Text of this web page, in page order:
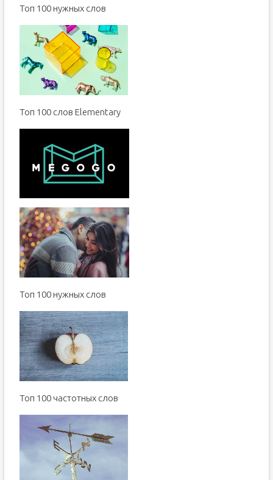
Toп 100 нужных слов
Топ 100 слов Elementary
Toп 100 нужных слов
Топ 100 частотных слов